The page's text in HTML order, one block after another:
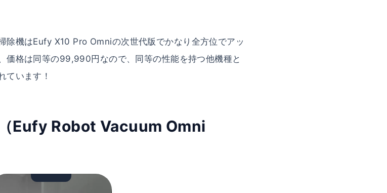
除機はEufy X10 Pro Omniの次世代版でかなり全方位でアッ
価格は同等の99,990円なので、同等の性能を持つ他機種と
ています！
Eufy Robot Vacuum Omni